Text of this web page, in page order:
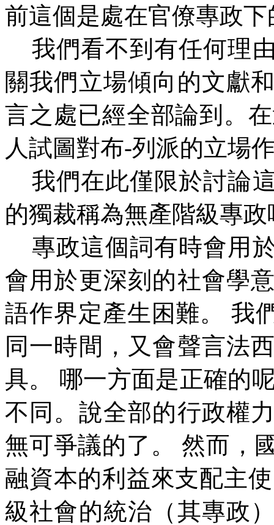
前這個是處在官僚專政
我們看不到有任何理
關我們立場傾向的文獻
言之處已經全部論到。
人試圖對布-列派的立場
我們在此僅限於討論
的獨裁稱為無產階級專政
專政這個詞有時會用
會用於更深刻的社會學
語作界定產生困難。
我
同一時間，又會聲言法
具。
哪一方面是正確的
不同。說全部的行政權
無可爭議的了。
然而，
融資本的利益來支配主
級社會的統治（其專政